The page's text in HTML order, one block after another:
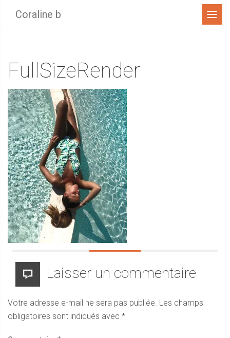
Coraline b Menu
FullSizeRender
Laisser un commentaire
Votre adresse e-mail ne sera pas publiée. Les champs
obligatoires sont indiqués avec *